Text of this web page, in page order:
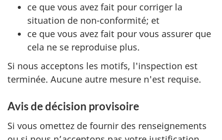
ce que vous avez fait pour corriger la
situation de non-conformité; et
ce que vous avez fait pour vous assurer que
cela ne se reproduise plus.
Si nous acceptons les motifs, l'inspection est
terminée. Aucune autre mesure n'est requise.
Avis de décision provisoire
Si vous omettez de fournir des renseignements